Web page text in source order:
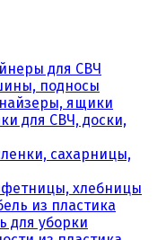
для СВЧ
подносы
ящики
для СВЧ, доски,
сахарницы,
хлебницы
из пластика
для уборки